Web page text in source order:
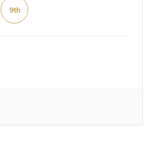
9th